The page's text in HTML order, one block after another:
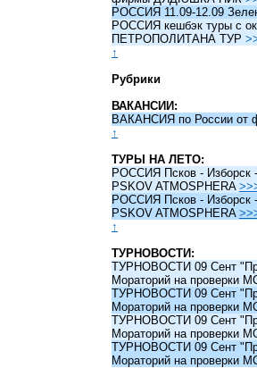
РОССИЯ 11.09-12.09
РОССИЯ кешбэк туры c
ПЕТРОПОЛИТАНА ТУР
↑
Рубрики
ВАКАНСИИ:
ВАКАНСИЯ по России от
↑
ТУРЫ НА ЛЕТО:
РОССИЯ Псков - Изборск
PSKOV ATMOSPHERA
РОССИЯ Псков - Изборск
PSKOV ATMOSPHERA
↑
ТУРНОВОСТИ:
ТУРНОВОСТИ 09 Сент
Мораторий на проверки
ТУРНОВОСТИ 09 Сент
Мораторий на проверки
ТУРНОВОСТИ 09 Сент
Мораторий на проверки
ТУРНОВОСТИ 09 Сент
Мораторий на проверки